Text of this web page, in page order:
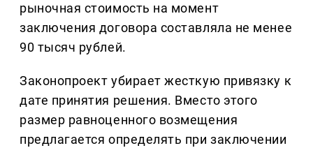
рыночная стоимость на момент
заключения договора составляла не менее
90 тысяч рублей.
Законопроект убирает жесткую привязку к
дате принятия решения. Вместо этого
размер равноценного возмещения
предлагается определять при заключении